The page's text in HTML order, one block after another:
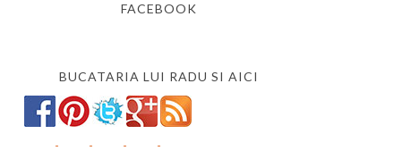
FACEBOOK
BUCATARIA LUI RADU SI AICI